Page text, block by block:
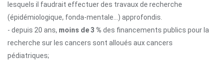
lesquels il faudrait effectuer des travaux de recherche
(épidémiologique, fonda-mentale…) approfondis.
- depuis 20 ans, moins de 3 % des financements publics pour la
recherche sur les cancers sont alloués aux cancers
pédiatriques;